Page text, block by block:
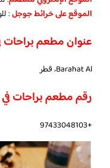
الموقع على خرائط جوجل:
عنوان مطعم براحات
Barahat Al، قطر
رقم مطعم براحات
+97433048103